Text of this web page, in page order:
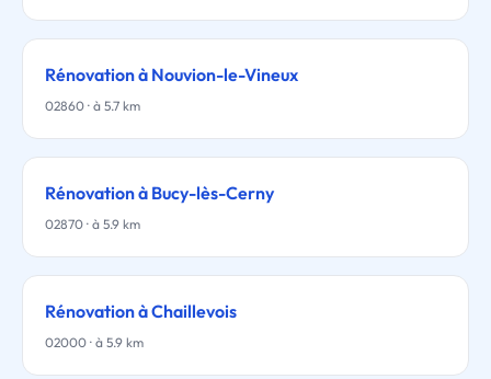
Rénovation à Nouvion-le-Vineux
02860 · à 5.7 km
Rénovation à Bucy-lès-Cerny
02870 · à 5.9 km
Rénovation à Chaillevois
02000 · à 5.9 km